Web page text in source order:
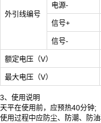
外引线编号
电源-
信号+
信号-
额定电压（V）
最大电压（V）
3、使用说明
天平在使用前，应预热40分钟;
使用过程中应防尘、防潮、防